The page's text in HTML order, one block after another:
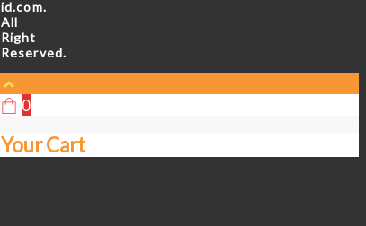
id.com.
All
Right
Reserved.
0
Your Cart